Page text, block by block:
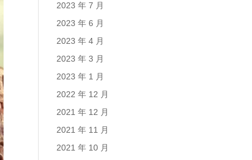
2023 年 7 月
2023 年 6 月
2023 年 4 月
2023 年 3 月
2023 年 1 月
2022 年 12 月
2021 年 12 月
2021 年 11 月
2021 年 10 月